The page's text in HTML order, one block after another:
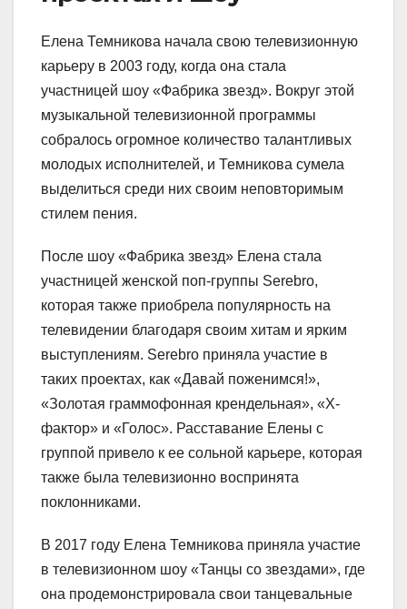
Елена Темникова начала свою телевизионную
карьеру в 2003 году, когда она стала
участницей шоу «Фабрика звезд». Вокруг этой
музыкальной телевизионной программы
собралось огромное количество талантливых
молодых исполнителей, и Темникова сумела
выделиться среди них своим неповторимым
стилем пения.
После шоу «Фабрика звезд» Елена стала
участницей женской поп-группы Serebro,
которая также приобрела популярность на
телевидении благодаря своим хитам и ярким
выступлениям. Serebro приняла участие в
таких проектах, как «Давай поженимся!»,
«Золотая граммофонная крендельная», «Х-
фактор» и «Голос». Расставание Елены с
группой привело к ее сольной карьере, которая
также была телевизионно воспринята
поклонниками.
В 2017 году Елена Темникова приняла участие
в телевизионном шоу «Танцы со звездами», где
она продемонстрировала свои танцевальные